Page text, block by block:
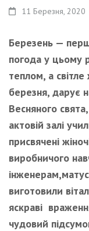
11 Березня, 2020
Березень —
погода у цьому
теплом, а світле
березня, дарує
Весняного свята
актовій залі
присвячені
виробничого
інженерам,
виготовили
яскраві
чудовий